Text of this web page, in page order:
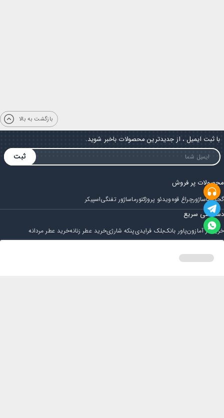
بازگشت به بالا
با ثبت ایمیل ، از جدیدترین محصولات باخبر شوید.
ثبت
محصولات پر فروش
گجتماساژورچراغ قوهویدئو پروژکتورماساژور تفنگیاسپیکر
دسترسی سریع
خرید از آمازونپاور بانکبلک فرایدیپنکه شارژیخرید عطر زنانهخرید عطر مردانه
مجله ایران باباحساب کاربری